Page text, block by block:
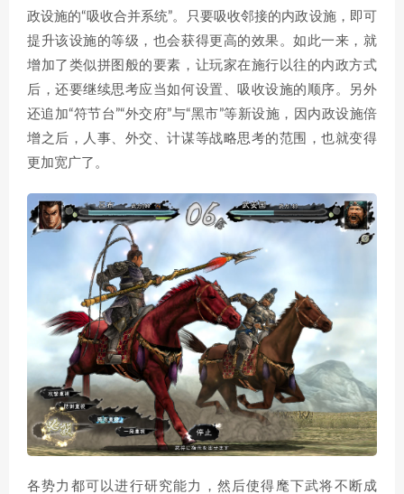
政设施的“吸收合并系统”。只要吸收邻接的内政设施，即可
提升该设施的等级，也会获得更高的效果。如此一来，就
增加了类似拼图般的要素，让玩家在施行以往的内政方式
后，还要继续思考应当如何设置、吸收设施的顺序。另外
还追加“符节台”“外交府”与“黑市”等新设施，因内政设施倍
增之后，人事、外交、计谋等战略思考的范围，也就变得
更加宽广了。
各势力都可以进行研究能力，然后使得麾下武将不断成